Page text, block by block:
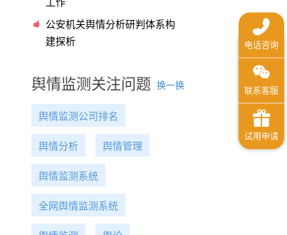
工作
公安机关舆情分析研判体系构
建探析
舆情监测关注问题 换一换
舆情监测公司排名
舆情分析 舆情管理
舆情监测系统
全网舆情监测系统